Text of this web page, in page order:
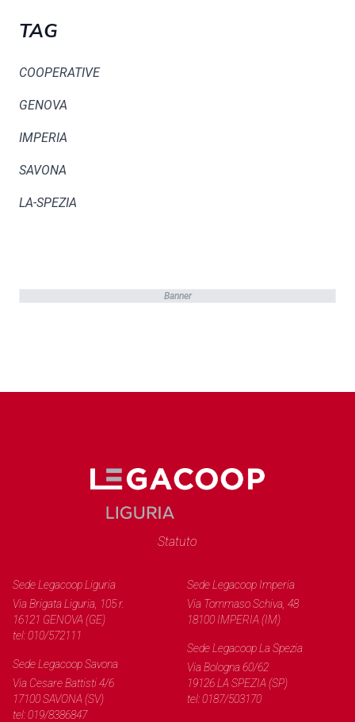
TAG
COOPERATIVE
GENOVA
IMPERIA
SAVONA
LA-SPEZIA
Banner
Statuto
Sede Legacoop Liguria
Via Brigata Liguria, 105 r.
16121 GENOVA (GE)
tel: 010/572111
Sede Legacoop Savona
Via Cesare Battisti 4/6
17100 SAVONA (SV)
tel: 019/8386847
Sede Legacoop Imperia
Via Tommaso Schiva, 48
18100 IMPERIA (IM)
Sede Legacoop La Spezia
Via Bologna 60/62
19126 LA SPEZIA (SP)
tel: 0187/503170